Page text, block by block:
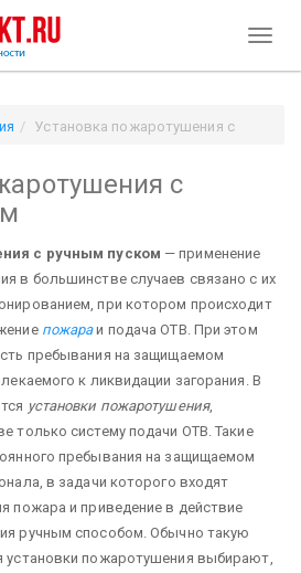
Установка пожаротушения с
с
с ручным пуском — применение
в большинстве случаев связано с их
при котором происходит
пожараи подача ОТВ. При этом
пребывания на защищаемом
к ликвидации загорания. В
установки пожаротушения,
только систему подачи ОТВ. Такие
пребывания на защищаемом
в задачи которого входят
пожара и приведение в действие
ручным способом. Обычно такую
установки пожаротушения выбирают,